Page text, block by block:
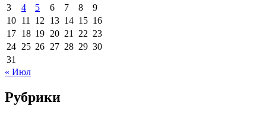
3
4 5 6 7 8
9
10 11 12 13 14 15 16
17 18 19 20 21 22 23
24 25 26 27 28 29 30
31
« Июл
Рубрики